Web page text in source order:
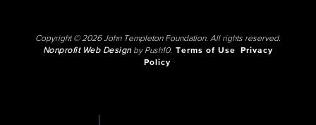
Copyright © 2026 John Templeton Foundation. All rights reserved.
Nonprofit Web Designby Push10. Terms of Use
Privacy
Policy